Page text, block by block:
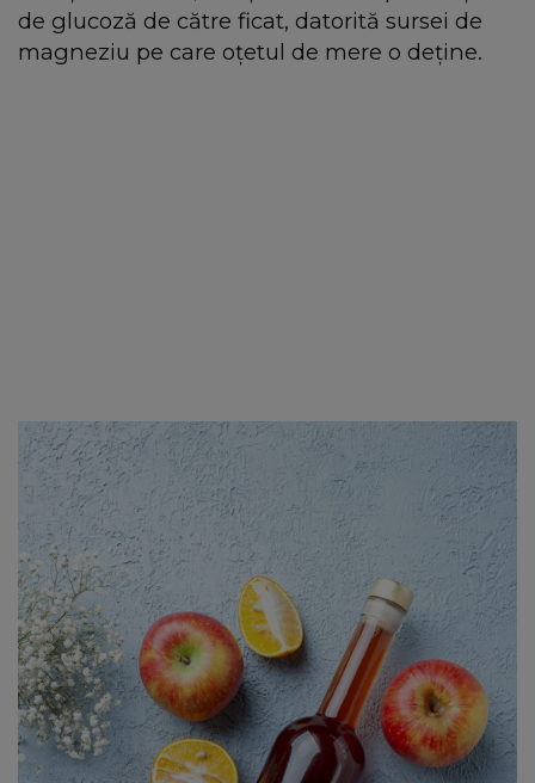
de glucoză de către ficat, datorită sursei de
magneziu pe care oțetul de mere o deține.